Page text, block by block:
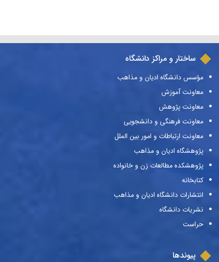
ساختار و مراکز دانشگاه
مؤسس دانشگاه ادیان و مذاهب
معاونت آموزش
معاونت پژوهش
معاونت فرهنگی و دانشجویی
معاونت ارتباطات و امور بین الملل
پژوهشگاه ادیان و مذاهب
پژوهشکده مطالعات زن و خانواده
کتابخانه
انتشارات دانشگاه ادیان و مذاهب
نشریات دانشگاه
حراست
پیوندها